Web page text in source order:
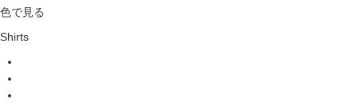
色で見る
Shirts